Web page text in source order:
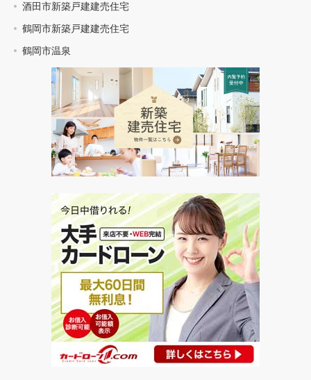
酒田市新築戸建建売住宅
鶴岡市新築戸建建売住宅
鶴岡市温泉